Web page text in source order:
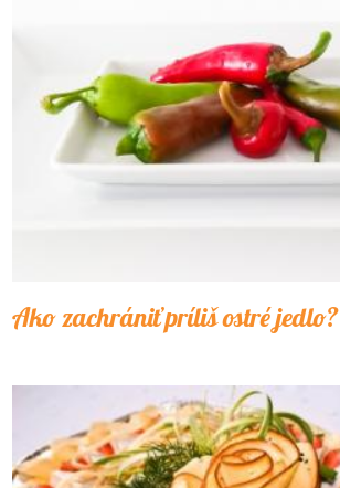
Ako zachrániť príliš ostré jedlo?